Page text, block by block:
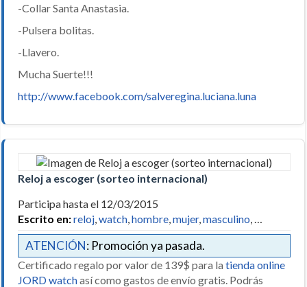
-Collar Santa Anastasia.
-Pulsera bolitas.
-Llavero.
Mucha Suerte!!!
http://www.facebook.com/salveregina.luciana.luna
Reloj a escoger (sorteo internacional)
Participa hasta el 12/03/2015
Escrito en:reloj,watch,hombre,mujer,masculino, …
ATENCIÓN: Promoción ya pasada.
Certificado regalo por valor de 139$ para la tienda online
JORD watchasí como gastos de envío gratis. Podrás